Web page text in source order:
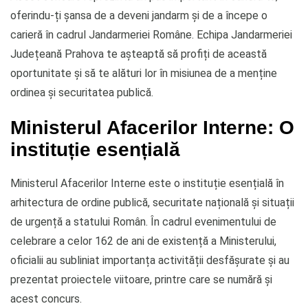
oferindu-ți șansa de a deveni jandarm și de a începe o
carieră în cadrul Jandarmeriei Române. Echipa Jandarmeriei
Județeană Prahova te așteaptă să profiți de această
oportunitate și să te alături lor în misiunea de a menține
ordinea și securitatea publică.
Ministerul Afacerilor Interne: O
instituție esențială
Ministerul Afacerilor Interne este o instituție esențială în
arhitectura de ordine publică, securitate națională și situații
de urgență a statului Român. În cadrul evenimentului de
celebrare a celor 162 de ani de existență a Ministerului,
oficialii au subliniat importanța activității desfășurate și au
prezentat proiectele viitoare, printre care se numără și
acest concurs.